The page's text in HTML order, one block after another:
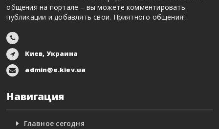
общения на портале – вы можете комментировать
публикации и добавлять свои. Приятного общения!
Киев, Украина
admin@e.kiev.ua
Навигация
Главное сегодня